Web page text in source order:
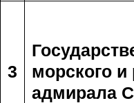
3
морского
адмирала